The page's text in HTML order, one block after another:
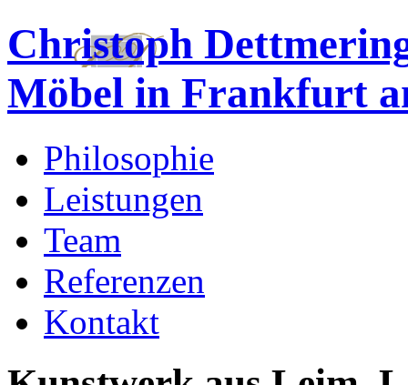
Christoph
Möbel in Frankfurt
Philosophie
Leistungen
Team
Referenzen
Kontakt